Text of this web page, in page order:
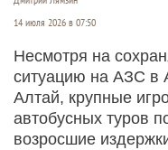
14 июля 2026 в 07:50
Несмотря на
ситуацию на АЗС в
Алтай, крупные
автобусных туров
возросшие